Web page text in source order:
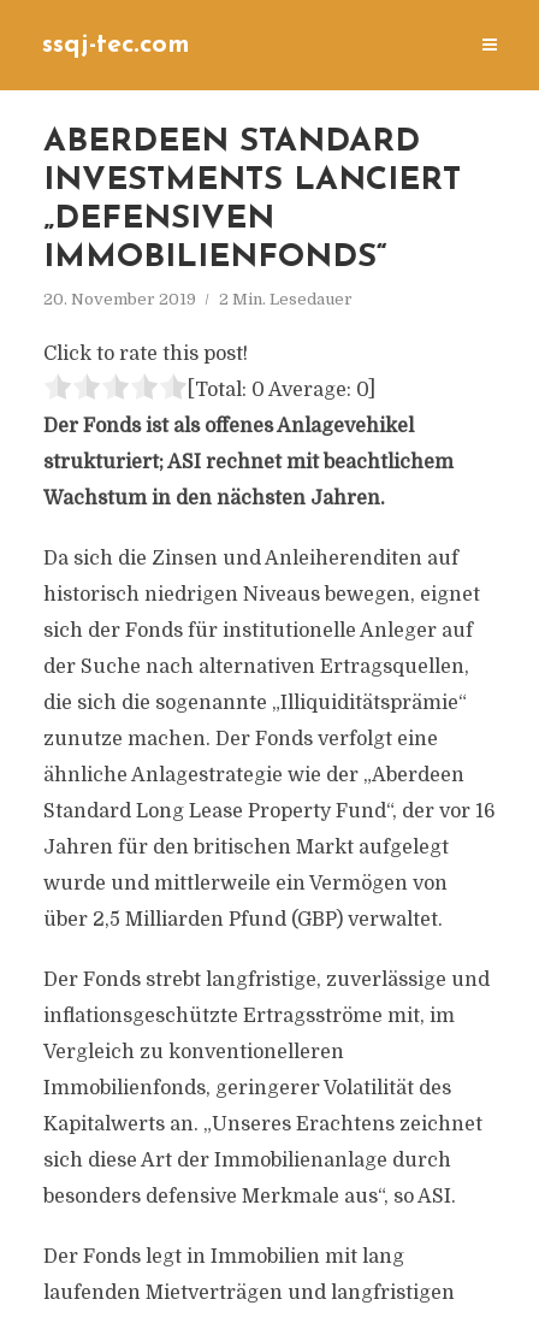
ssqj-tec.com
ABERDEEN STANDARD
INVESTMENTS LANCIERT
„DEFENSIVEN
IMMOBILIENFONDS“
20. November 2019 2 Min. Lesedauer
Click to rate this post!
[Total: 0 Average: 0]
Der Fonds ist als offenes Anlagevehikel
strukturiert; ASI rechnet mit beachtlichem
Wachstum in den nächsten Jahren.
Da sich die Zinsen und Anleiherenditen auf
historisch niedrigen Niveaus bewegen, eignet
sich der Fonds für institutionelle Anleger auf
der Suche nach alternativen Ertragsquellen,
die sich die sogenannte „Illiquiditätsprämie“
zunutze machen. Der Fonds verfolgt eine
ähnliche Anlagestrategie wie der „Aberdeen
Standard Long Lease Property Fund“, der vor 16
Jahren für den britischen Markt aufgelegt
wurde und mittlerweile ein Vermögen von
über 2,5 Milliarden Pfund (GBP) verwaltet.
Der Fonds strebt langfristige, zuverlässige und
inflationsgeschützte Ertragsströme mit, im
Vergleich zu konventionelleren
Immobilienfonds, geringerer Volatilität des
Kapitalwerts an. „Unseres Erachtens zeichnet
sich diese Art der Immobilienanlage durch
besonders defensive Merkmale aus“, so ASI.
Der Fonds legt in Immobilien mit lang
laufenden Mietverträgen und langfristigen